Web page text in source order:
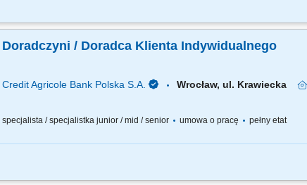
Jakie będą Twoje zadania: Aktywna sprzedaż i obsługa posprzedażowa
Doradczyni / Doradca Klienta Indywidualnego
Credit Agricole Bank Polska S.A. Wrocław, ul. Krawiecka
specjalista / specjalistka junior / mid / senior umowa o pracę pełny etat
Jakie będą Twoje zadania: Pozyskiwanie nowych klientów w tym przez